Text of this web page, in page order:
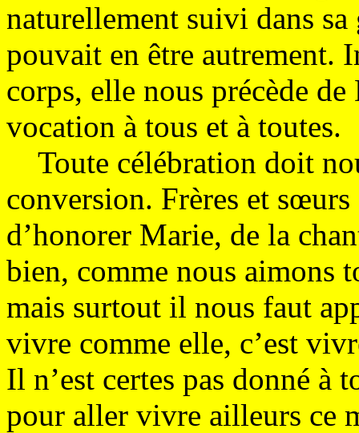
naturellement suivi dans
pouvait en être autrement.
corps, elle nous précède
vocation à tous et à toutes.
Toute célébration doit
conversion. Frères et
d’honorer Marie, de la
bien, comme nous aimons
mais surtout il nous faut
vivre comme elle, c’est
Il n’est certes pas donné
pour aller vivre ailleurs ce